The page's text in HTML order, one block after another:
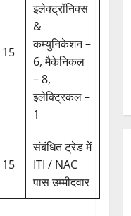
15
इलेक्ट्रॉनिक्स
&
कम्युनिकेशन –
6, मैकेनिकल
– 8,
इलेक्ट्रिकल –
1
15
संबंधित ट्रेड में
ITI / NAC
पास उम्मीदवार